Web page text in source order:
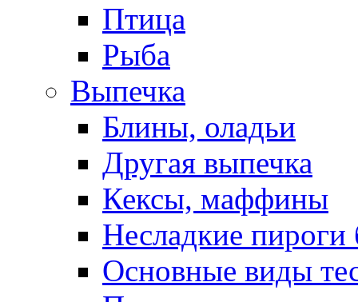
Птица
Рыба
Выпечка
Блины, оладьи
Другая выпечка
Кексы, маффины
Несладкие пироги
Основные виды